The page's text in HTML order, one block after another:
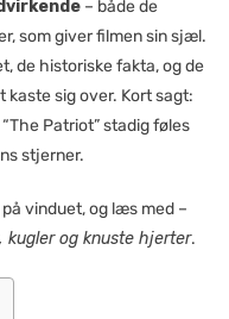
– både de
som giver filmen sin sjæl.
de historiske fakta, og de
kaste sig over. Kort sagt:
Patriot” stadig føles
stjerner.
vinduet, og læs med –
kugler og knuste hjerter.